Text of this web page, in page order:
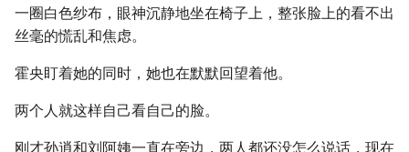
一圈白色纱布，眼神沉静地坐在椅子上，整张脸上的看不出
丝毫的慌乱和焦虑。
霍央盯着她的同时，她也在默默回望着他。
两个人就这样自己看自己的脸。
刚才孙逍和刘阿姨一直在旁边，两人都还没怎么说话，现在